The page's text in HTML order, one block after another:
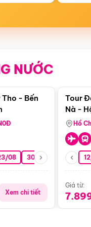
NƯỚC
Điểm nổi bật
Tho - Bến
08 30/08 06/09
Xem chi tiết
Tour
Nà -
Nha
Hồ
Giá từ: